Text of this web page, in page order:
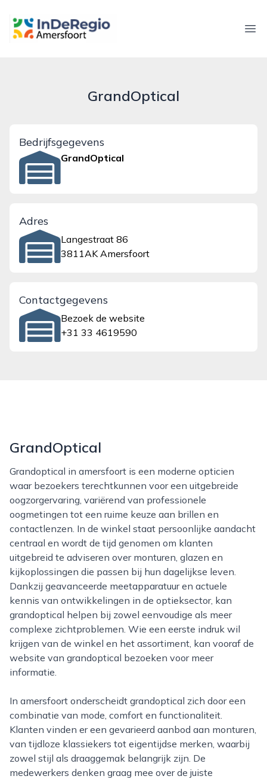
inderegioamersfoort.nl
GrandOptical
Bedrijfsgegevens
GrandOptical
Adres
Langestraat 86
3811AK Amersfoort
Contactgegevens
Bezoek de website
+31 33 4619590
GrandOptical
Grandoptical in amersfoort is een moderne opticien
waar bezoekers terechtkunnen voor een uitgebreide
oogzorgervaring, variërend van professionele
oogmetingen tot een ruime keuze aan brillen en
contactlenzen. In de winkel staat persoonlijke aandacht
centraal en wordt de tijd genomen om klanten
uitgebreid te adviseren over monturen, glazen en
kijkoplossingen die passen bij hun dagelijkse leven.
Dankzij geavanceerde meetapparatuur en actuele
kennis van ontwikkelingen in de optieksector, kan
grandoptical helpen bij zowel eenvoudige als meer
complexe zichtproblemen. Wie een eerste indruk wil
krijgen van de winkel en het assortiment, kan vooraf de
website van grandoptical bezoeken voor meer
informatie.
In amersfoort onderscheidt grandoptical zich door een
combinatie van mode, comfort en functionaliteit.
Klanten vinden er een gevarieerd aanbod aan monturen,
van tijdloze klassiekers tot eigentijdse merken, waarbij
zowel stijl als draaggemak belangrijk zijn. De
medewerkers denken graag mee over de juiste